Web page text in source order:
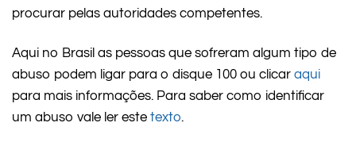
procurar pelas autoridades competentes.
Aqui no Brasil as pessoas que sofreram algum tipo de
abuso podem ligar para o disque 100 ou clicar aqui
para mais informações. Para saber como identificar
um abuso vale ler este texto.